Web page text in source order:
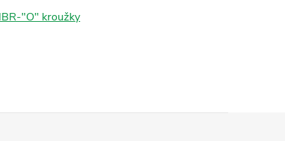
"O" kroužky